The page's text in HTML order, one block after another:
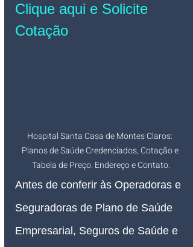
Clique aqui e Solicite
Cotação
Hospital Santa Casa de Montes Claros:
Planos de Saúde Credenciados, Cotação e
Tabela de Preço. Endereço e Contato.
Antes de conferir às Operadoras e
Seguradoras de Plano de Saúde
Empresarial, Seguros de Saúde e